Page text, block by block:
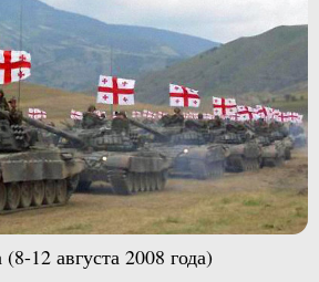
12 августа 2008 года)